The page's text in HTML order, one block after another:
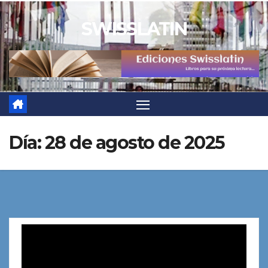
Saltar
al
contenido
SWISSLATIN
Día:28 de agosto de 2025